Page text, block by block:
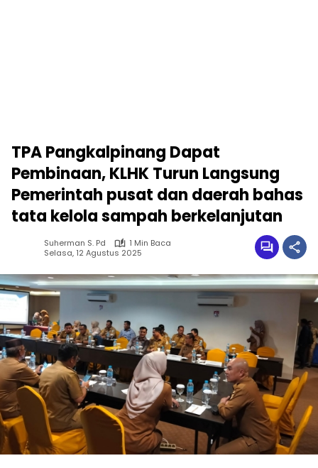
TPA Pangkalpinang Dapat
Pembinaan, KLHK Turun Langsung
Pemerintah pusat dan daerah bahas
tata kelola sampah berkelanjutan
Suherman S. Pd
1 Min Baca
Selasa, 12 Agustus 2025